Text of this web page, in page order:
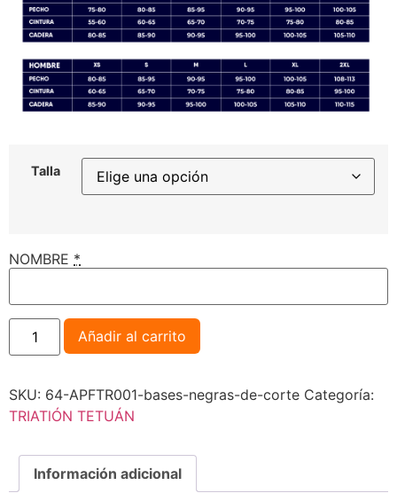
Talla
NOMBRE *
Añadir al carrito
SKU: 64-APFTR001-bases-negras-de-corte Categoría:
TRIATlÓN TETUÁN
Información adicional